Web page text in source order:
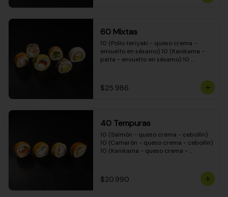
(Pimentón - queso crema - cebollín -
envuelto en masa tempura)
60 Mixtas
10 (Pollo teriyaki - queso crema -
envuelto en sésamo) 10 (Kanikama -
palta - envuelto en sésamo) 10
envuelto en queso crema) 10
(Camarón - queso crema - cebollín -
$25.986
40 Tempuras
10 (Salmón - queso crema - cebollín)
10 (Camarón - queso crema - cebollín)
10 (Kanikama - queso crema -
$20.990